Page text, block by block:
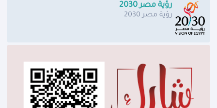
رؤية مصر 2030
رؤية مصر 2030